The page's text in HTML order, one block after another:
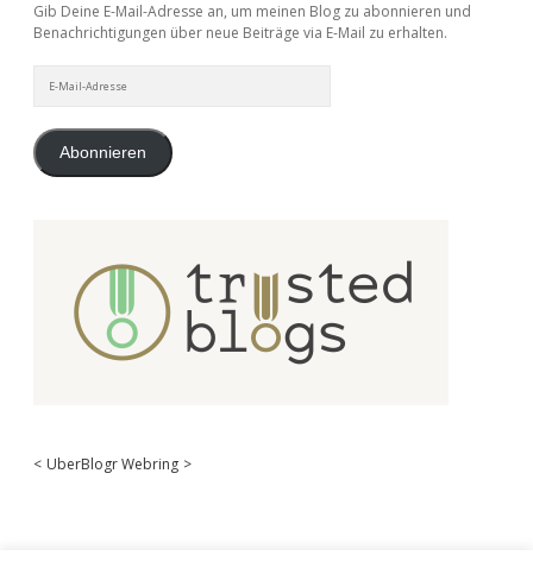
Gib Deine E-Mail-Adresse an, um meinen Blog zu abonnieren und
Benachrichtigungen über neue Beiträge via E-Mail zu erhalten.
Mail-
Abonnieren
< UberBlogr Webring >